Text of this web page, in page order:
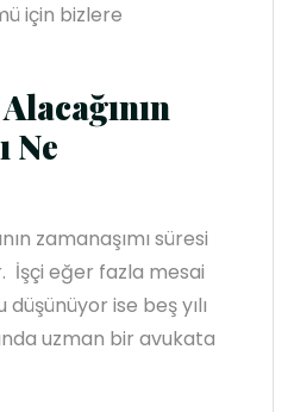
için bizlere
Ne
zamanaşımı süresi
İşçi eğer fazla mesai
ise beş yılı
uzman bir avukata